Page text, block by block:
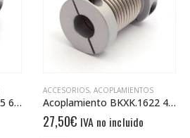
Acoplamiento BKXK.2135 6/10
ACCESORIOS, ACOPLAMIENTOS
Acoplamiento BKXK.1622 4/4
27,50€ IVA no incluido